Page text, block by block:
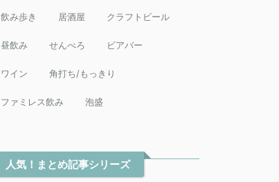
飲み歩き 居酒屋 クラフトビール
昼飲み せんべろ ビアバー
ワイン 角打ち/もっきり
ファミレス飲み 泡盛
人気！まとめ記事シリーズ